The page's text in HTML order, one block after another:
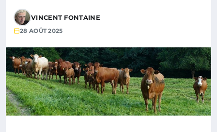
VINCENT FONTAINE
28 AOÛT 2025